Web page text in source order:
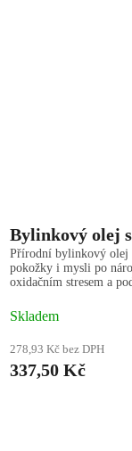
Bylinkový olej
Přírodní bylinkový olej
pokožky i mysli po
oxidačním stresem a
Skladem
278,93 Kč bez DPH
337,50 Kč